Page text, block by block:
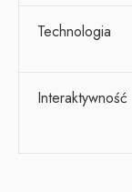
Technologia
Interaktywność